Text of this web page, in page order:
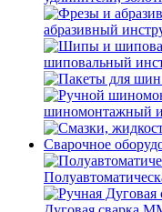
абразивный
шиповальный
шиномонтажный
Сварочное